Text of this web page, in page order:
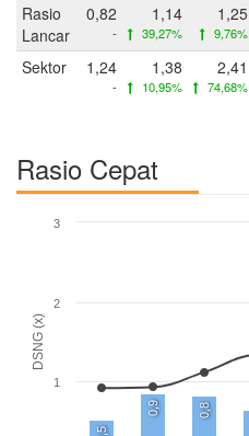
Rasio
Lancar
0,82
-
1,14
39,27%
1,25
9,76%
Sektor 1,24
-
1,38
10,95%
2,41
74,68%
Rasio Cepat
DSNG (x)
0,9
0,8
1
2
3